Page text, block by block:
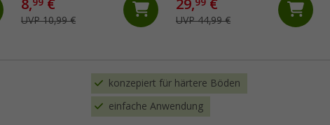
8,99 €
UVP 10,99 €
29,99 €
UVP 44,99 €
konzepiert für härtere Böden
einfache Anwendung